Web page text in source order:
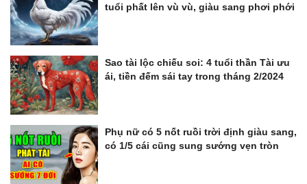
tuổi phất lên vù vù, giàu sang phơi phới
Sao tài lộc chiếu soi: 4 tuổi thần Tài ưu
ái, tiền đếm sái tay trong tháng 2/2024
Phụ nữ có 5 nốt ruồi trời định giàu sang,
có 1/5 cái cũng sung sướng vẹn tròn